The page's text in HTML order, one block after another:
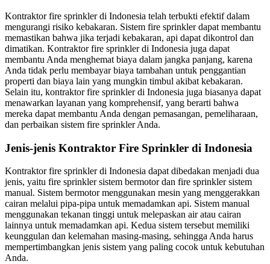
Kontraktor fire sprinkler di Indonesia telah terbukti efektif dalam
mengurangi risiko kebakaran. Sistem fire sprinkler dapat membantu
memastikan bahwa jika terjadi kebakaran, api dapat dikontrol dan
dimatikan. Kontraktor fire sprinkler di Indonesia juga dapat
membantu Anda menghemat biaya dalam jangka panjang, karena
Anda tidak perlu membayar biaya tambahan untuk penggantian
properti dan biaya lain yang mungkin timbul akibat kebakaran.
Selain itu, kontraktor fire sprinkler di Indonesia juga biasanya dapat
menawarkan layanan yang komprehensif, yang berarti bahwa
mereka dapat membantu Anda dengan pemasangan, pemeliharaan,
dan perbaikan sistem fire sprinkler Anda.
Jenis-jenis Kontraktor Fire Sprinkler di Indonesia
Kontraktor fire sprinkler di Indonesia dapat dibedakan menjadi dua
jenis, yaitu fire sprinkler sistem bermotor dan fire sprinkler sistem
manual. Sistem bermotor menggunakan mesin yang menggerakkan
cairan melalui pipa-pipa untuk memadamkan api. Sistem manual
menggunakan tekanan tinggi untuk melepaskan air atau cairan
lainnya untuk memadamkan api. Kedua sistem tersebut memiliki
keunggulan dan kelemahan masing-masing, sehingga Anda harus
mempertimbangkan jenis sistem yang paling cocok untuk kebutuhan
Anda.